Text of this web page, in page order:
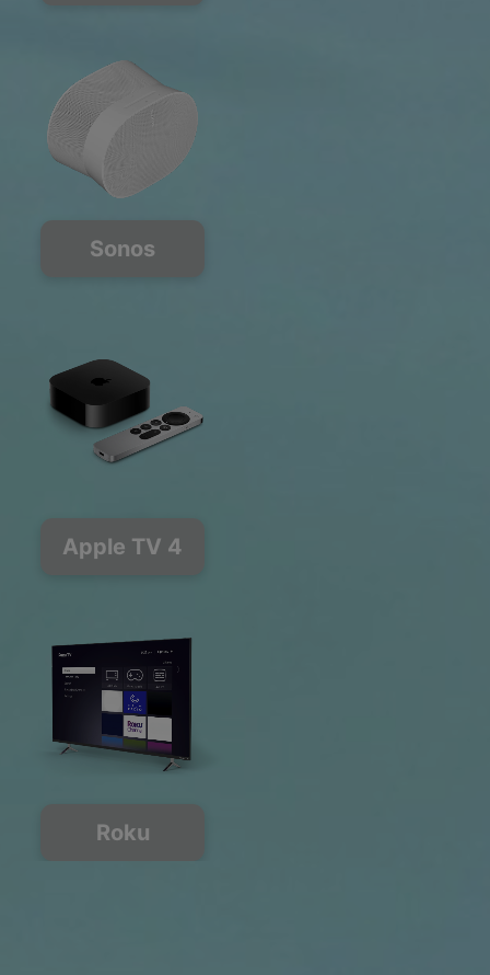
Sonos
Apple TV 4
Roku